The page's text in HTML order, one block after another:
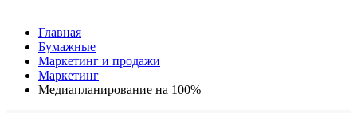
Главная
Бумажные
Маркетинг и продажи
Маркетинг
Медиапланирование на 100%